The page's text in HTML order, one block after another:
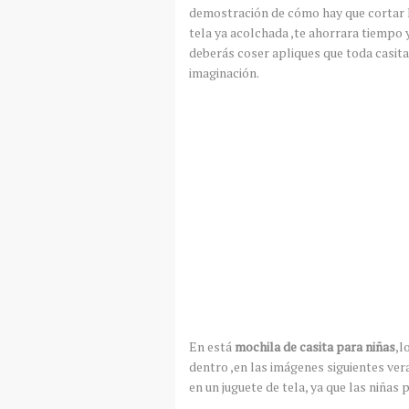
demostración de cómo hay que
tela ya acolchada ,te ahorrara tiempo
deberás coser apliques que toda
imaginación.
En está mochila de casita para niñas
dentro ,en las imágenes siguientes
en un juguete de tela, ya que las